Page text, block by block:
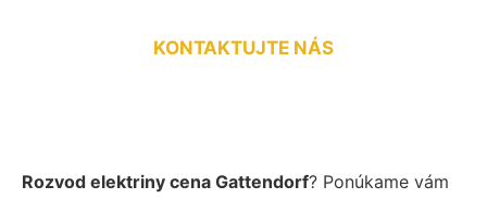
KONTAKTUJTE NÁS
Rozvod elektriny cena Gattendorf? Ponúkame vám